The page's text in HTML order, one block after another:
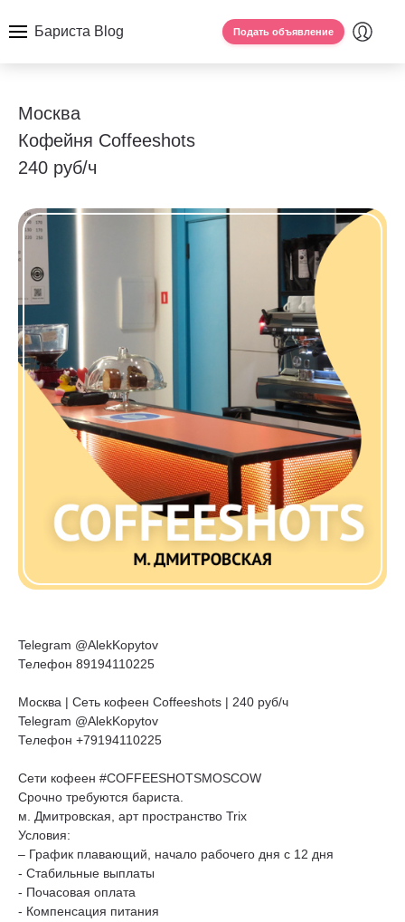
Бариста Blog Подать объявление
Москва
Кофейня Coffeeshots
240 руб/ч
Telegram @AlekKopytov
Телефон 89194110225
Москва | Сеть кофеен Coffeeshots | 240 руб/ч
Telegram @AlekKopytov
Телефон +79194110225
Сети кофеен #COFFEESHOTSMOSCOW
Срочно требуются бариста.
м. Дмитровская, арт пространство Trix
Условия:
– График плавающий, начало рабочего дня с 12 дня
- Стабильные выплаты
- Почасовая оплата
- Компенсация питания